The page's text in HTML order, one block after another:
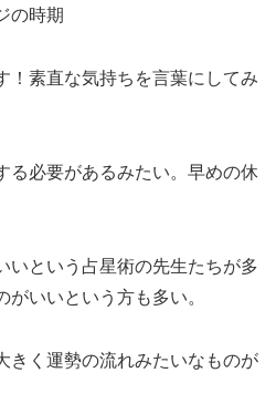
の時期
素直な気持ちを言葉にしてみ
必要があるみたい。早めの休
という占星術の先生たちが多
いいという方も多い。
く運勢の流れみたいなものが